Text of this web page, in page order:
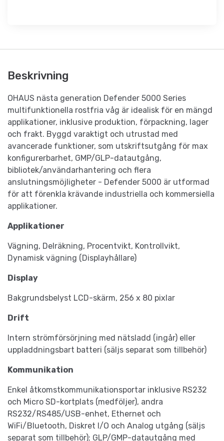
Beskrivning
OHAUS nästa generation Defender 5000 Series
multifunktionella rostfria våg är idealisk för en mängd
applikationer, inklusive produktion, förpackning, lager
och frakt. Byggd varaktigt och utrustad med
avancerade funktioner, som utskriftsutgång för max
konfigurerbarhet, GMP/GLP-datautgång,
bibliotek/användarhantering och flera
anslutningsmöjligheter - Defender 5000 är utformad
för att förenkla krävande industriella och kommersiella
applikationer.
Applikationer
Vägning, Delräkning, Procentvikt, Kontrollvikt,
Dynamisk vägning (Displayhållare)
Display
Bakgrundsbelyst LCD-skärm, 256 x 80 pixlar
Drift
Intern strömförsörjning med nätsladd (ingår) eller
uppladdningsbart batteri (säljs separat som tillbehör)
Kommunikation
Enkel åtkomstkommunikationsportar inklusive RS232
och Micro SD-kortplats (medföljer), andra
RS232/RS485/USB-enhet, Ethernet och
WiFi/Bluetooth, Diskret I/O och Analog utgång (säljs
separat som tillbehör); GLP/GMP-datautgång med